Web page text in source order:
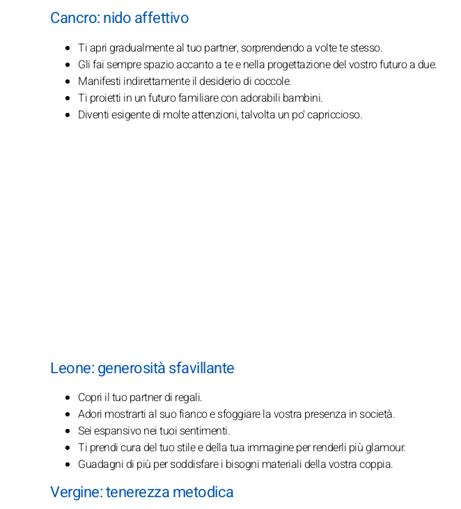
Cancro: nido affettivo
Ti apri gradualmente al tuo partner, sorprendendo a volte te stesso.
Gli fai sempre spazio accanto a te e nella progettazione del vostro futuro a due.
Manifesti indirettamente il desiderio di coccole.
Ti proietti in un futuro familiare con adorabili bambini.
Diventi esigente di molte attenzioni, talvolta un po' capriccioso.
Leone: generosità sfavillante
Copri il tuo partner di regali.
Adori mostrarti al suo fianco e sfoggiare la vostra presenza in società.
Sei espansivo nei tuoi sentimenti.
Ti prendi cura del tuo stile e della tua immagine per renderli più glamour.
Guadagni di più per soddisfare i bisogni materiali della vostra coppia.
Vergine: tenerezza metodica